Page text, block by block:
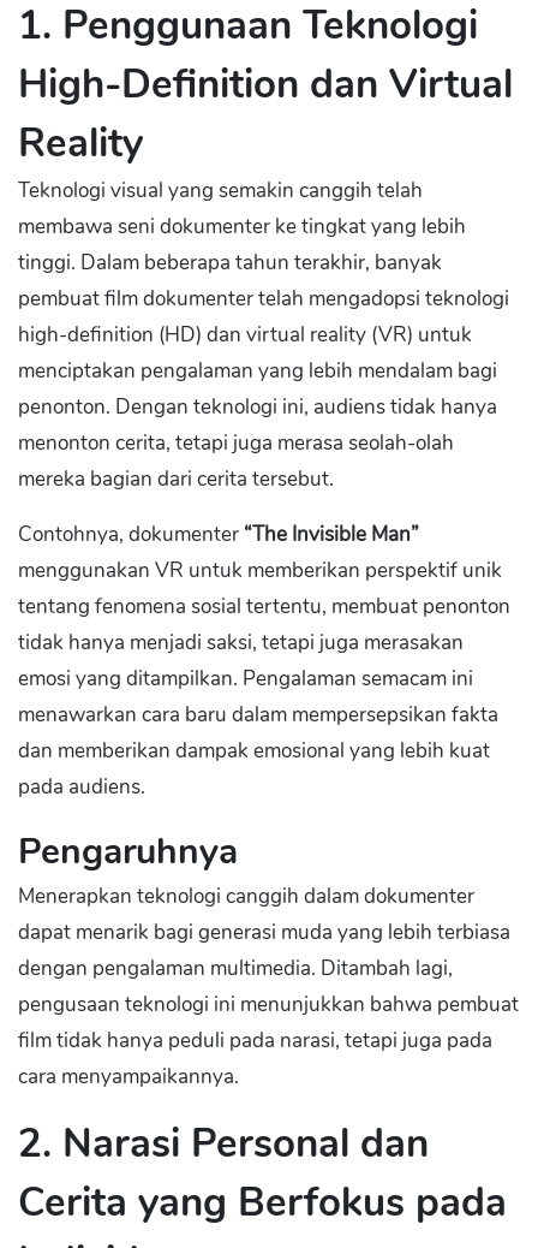
1. Penggunaan Teknologi
High-Definition dan Virtual
Reality
Teknologi visual yang semakin canggih telah
membawa seni dokumenter ke tingkat yang lebih
tinggi. Dalam beberapa tahun terakhir, banyak
pembuat film dokumenter telah mengadopsi teknologi
high-definition (HD) dan virtual reality (VR) untuk
menciptakan pengalaman yang lebih mendalam bagi
penonton. Dengan teknologi ini, audiens tidak hanya
menonton cerita, tetapi juga merasa seolah-olah
mereka bagian dari cerita tersebut.
Contohnya, dokumenter “The Invisible Man”
menggunakan VR untuk memberikan perspektif unik
tentang fenomena sosial tertentu, membuat penonton
tidak hanya menjadi saksi, tetapi juga merasakan
emosi yang ditampilkan. Pengalaman semacam ini
menawarkan cara baru dalam mempersepsikan fakta
dan memberikan dampak emosional yang lebih kuat
pada audiens.
Pengaruhnya
Menerapkan teknologi canggih dalam dokumenter
dapat menarik bagi generasi muda yang lebih terbiasa
dengan pengalaman multimedia. Ditambah lagi,
pengusaan teknologi ini menunjukkan bahwa pembuat
film tidak hanya peduli pada narasi, tetapi juga pada
cara menyampaikannya.
2. Narasi Personal dan
Cerita yang Berfokus pada